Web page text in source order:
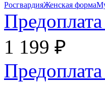
РосгвардияЖенская форма
1 199 ₽